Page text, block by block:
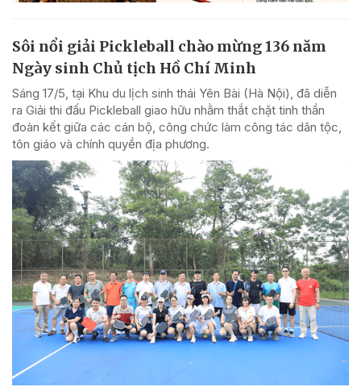
Sôi nổi giải Pickleball chào mừng 136 năm
Ngày sinh Chủ tịch Hồ Chí Minh
Sáng 17/5, tại Khu du lịch sinh thái Yên Bài (Hà Nội), đã diễn
ra Giải thi đấu Pickleball giao hữu nhằm thắt chặt tinh thần
đoàn kết giữa các cán bộ, công chức làm công tác dân tộc,
tôn giáo và chính quyền địa phương.